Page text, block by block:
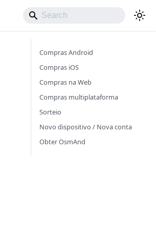
Compras Android
Compras iOS
Compras na Web
Compras multiplataforma
Sorteio
Novo dispositivo / Nova conta
Obter OsmAnd